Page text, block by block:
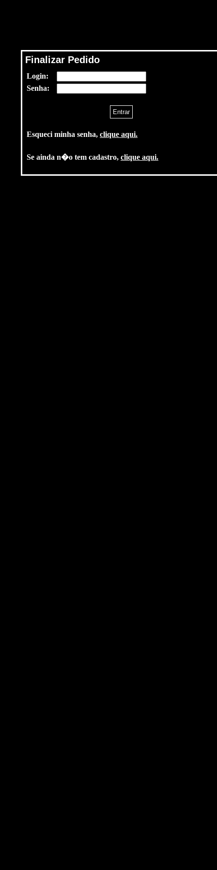
Finalizar Pedido
Login:
Senha:
Esqueci minha senha, clique aqui.
Se ainda n�o tem cadastro, clique aqui.